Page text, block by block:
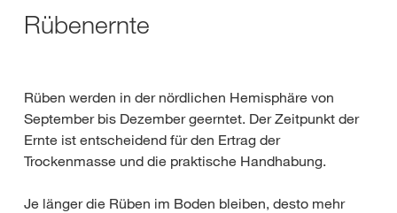
Rübenernte
Rüben werden in der nördlichen Hemisphäre von
September bis Dezember geerntet. Der Zeitpunkt der
Ernte ist entscheidend für den Ertrag der
Trockenmasse und die praktische Handhabung.
Je länger die Rüben im Boden bleiben, desto mehr